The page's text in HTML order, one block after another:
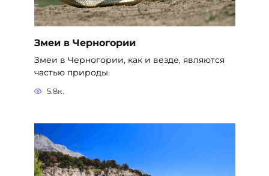
Змеи в Черногории
Змеи в Черногории, как и везде, являются
частью природы.
5.8к.